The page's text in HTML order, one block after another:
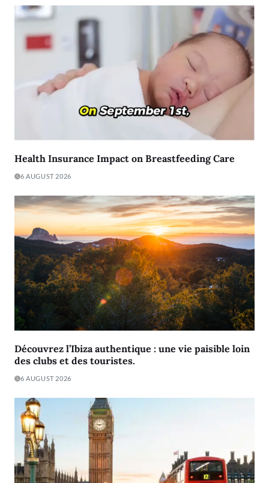
Health Insurance Impact on Breastfeeding Care
6 AUGUST 2026
Découvrez l’Ibiza authentique : une vie paisible loin
des clubs et des touristes.
6 AUGUST 2026